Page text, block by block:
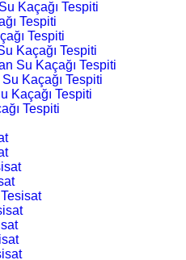
Kaçağı Tespiti
Tespiti
Tespiti
Kaçağı Tespiti
Su Kaçağı Tespiti
Kaçağı Tespiti
Kaçağı Tespiti
Tespiti